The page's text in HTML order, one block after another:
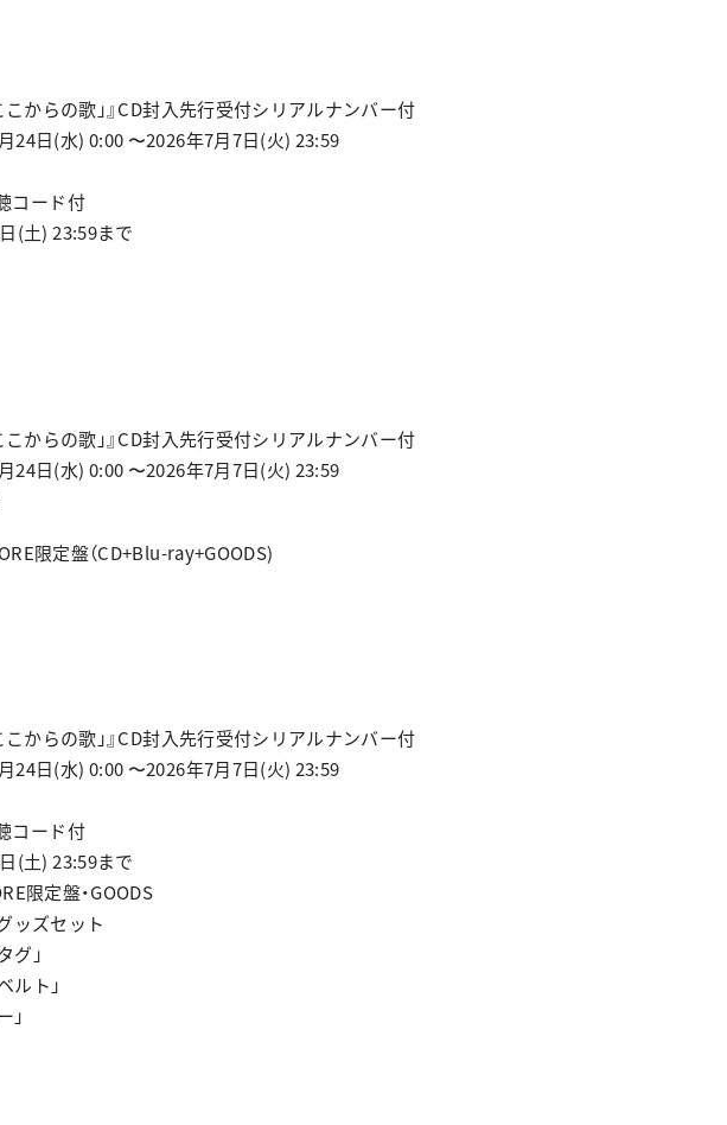
からの歌」』CD封入先行受付シリアルナンバー付
24日(水) 0:00 〜2026年7月7日(火) 23:59
コード付
(土) 23:59まで
からの歌」』CD封入先行受付シリアルナンバー付
24日(水) 0:00 〜2026年7月7日(火) 23:59
限定盤（CD+Blu-ray+GOODS)
からの歌」』CD封入先行受付シリアルナンバー付
24日(水) 0:00 〜2026年7月7日(火) 23:59
コード付
(土) 23:59まで
限定盤・GOODS
ッズセット
グ」
ルト」
」